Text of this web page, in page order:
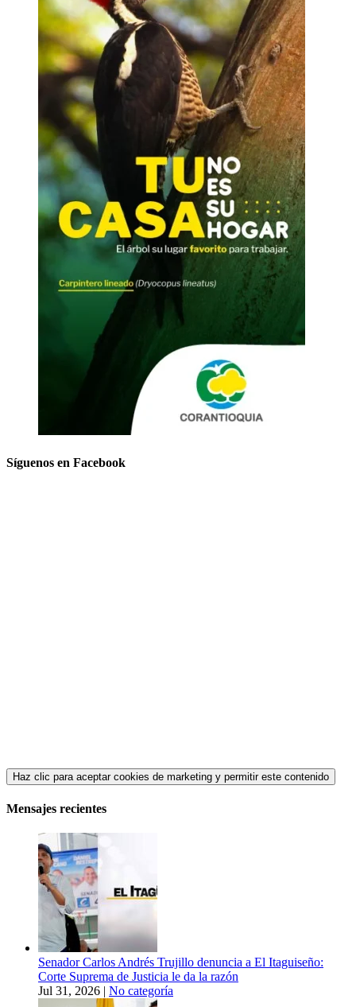
Síguenos en Facebook
Haz clic para aceptar cookies de marketing y permitir este contenido
Mensajes recientes
Senador Carlos Andrés Trujillo denuncia a El Itaguiseño:
Corte Suprema de Justicia le da la razón
Jul 31, 2026
No categoría